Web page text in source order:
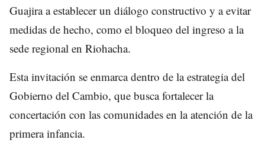
Guajira a establecer un diálogo constructivo y a evitar
medidas de hecho, como el bloqueo del ingreso a la
sede regional en Riohacha.
Esta invitación se enmarca dentro de la estrategia del
Gobierno del Cambio, que busca fortalecer la
concertación con las comunidades en la atención de la
primera infancia.